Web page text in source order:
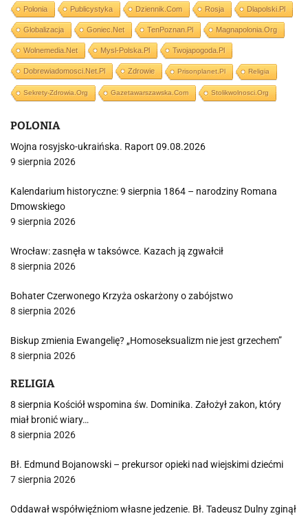
Polonia Publicystyka Dziennik.com Rosja Dlapolski.pl
Globalizacja Goniec.net TenPoznan.pl Magnapolonia.org
Wolnemedia.net Mysl-Polska.pl Twojapogoda.pl
Dobrewiadomosci.net.pl Zdrowie Prisonplanet.pl Religia
Sekrety-Zdrowia.org Gazetawarszawska.com Stolikwolnosci.org
POLONIA
Wojna rosyjsko-ukraińska. Raport 09.08.2026
9 sierpnia 2026
Kalendarium historyczne: 9 sierpnia 1864 – narodziny Romana
Dmowskiego
9 sierpnia 2026
Wrocław: zasnęła w taksówce. Kazach ją zgwałcił
8 sierpnia 2026
Bohater Czerwonego Krzyża oskarżony o zabójstwo
8 sierpnia 2026
Biskup zmienia Ewangelię? „Homoseksualizm nie jest grzechem”
8 sierpnia 2026
RELIGIA
8 sierpnia Kościół wspomina św. Dominika. Założył zakon, który
miał bronić wiary…
8 sierpnia 2026
Bł. Edmund Bojanowski – prekursor opieki nad wiejskimi dziećmi
7 sierpnia 2026
Oddawał współwięźniom własne jedzenie. Bł. Tadeusz Dulny zginął